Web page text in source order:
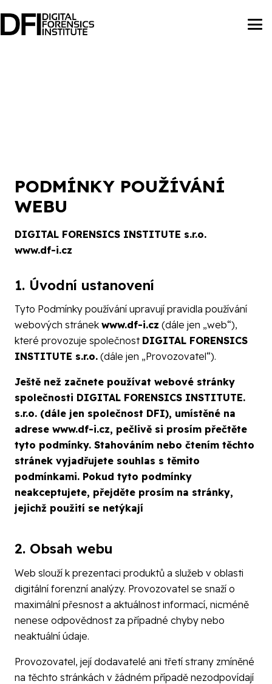
PODMÍNKY POUŽÍVÁNÍ
WEBU
DIGITAL FORENSICS INSTITUTE s.r.o.
www.df-i.cz
1. Úvodní ustanovení
Tyto Podmínky používání upravují pravidla používání
webových stránek www.df-i.cz (dále jen „web“),
které provozuje společnost DIGITAL FORENSICS
INSTITUTE s.r.o. (dále jen „Provozovatel“).
Ještě než začnete používat webové stránky
společnosti DIGITAL FORENSICS INSTITUTE.
s.r.o. (dále jen společnost DFI), umístěné na
adrese www.df-i.cz, pečlivě si prosím přečtěte
tyto podmínky. Stahováním nebo čtením těchto
stránek vyjadřujete souhlas s těmito
podmínkami. Pokud tyto podmínky
neakceptujete, přejděte prosím na stránky,
jejichž použití se netýkají
2. Obsah webu
Web slouží k prezentaci produktů a služeb v oblasti
digitální forenzní analýzy. Provozovatel se snaží o
maximální přesnost a aktuálnost informací, nicméně
nenese odpovědnost za případné chyby nebo
neaktuální údaje.
Provozovatel, její dodavatelé ani třetí strany zmíněné
na těchto stránkách v žádném případě nezodpovídají